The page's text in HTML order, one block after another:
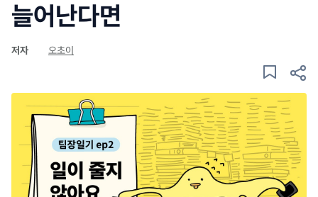
늘어난다면
저자 오초이